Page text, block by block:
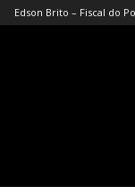
Edson Brito – Fiscal do